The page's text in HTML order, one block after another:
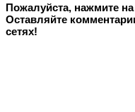
Пожалуйста, нажмите
Оставляйте
сетях!